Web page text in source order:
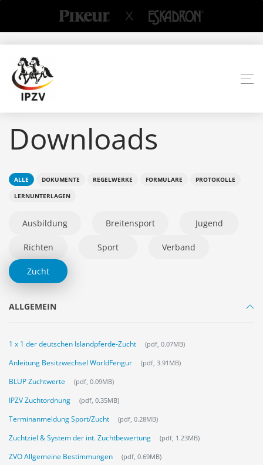
Downloads
ALLE DOKUMENTE REGELWERKE FORMULARE
PROTOKOLLE
LERNUNTERLAGEN
Ausbildung Breitensport Jugend
Richten Sport Verband
Zucht
ALLGEMEIN
1 x 1 der deutschen Islandpferde-Zucht (pdf, 0.07MB)
Anleitung Besitzwechsel WorldFengur (pdf, 3.91MB)
BLUP Zuchtwerte (pdf, 0.09MB)
IPZV Zuchtordnung (pdf, 0.35MB)
Terminanmeldung Sport/Zucht (pdf, 0.28MB)
Zuchtziel & System der int. Zuchtbewertung (pdf, 1.23MB)
ZVO Allgemeine Bestimmungen (pdf, 0.69MB)